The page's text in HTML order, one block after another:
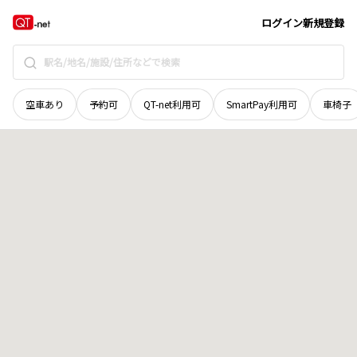
ログイン新規登録
空車あり 予約可 QT-net利用可 SmartPay利用可 車椅子
北海道